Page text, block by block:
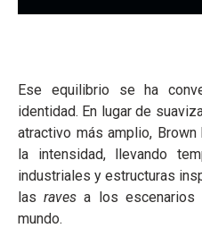
Ese equilibrio se ha
identidad. En lugar de
atractivo más amplio,
la intensidad, llevando
industriales y estructuras
lasraves a los escenarios
mundo.